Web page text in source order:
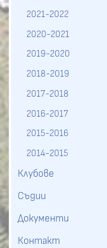
2021-2022
2020-2021
2019-2020
2018-2019
2017-2018
2016-2017
2015-2016
2014-2015
Клубове
Съдии
Документи
Контакт